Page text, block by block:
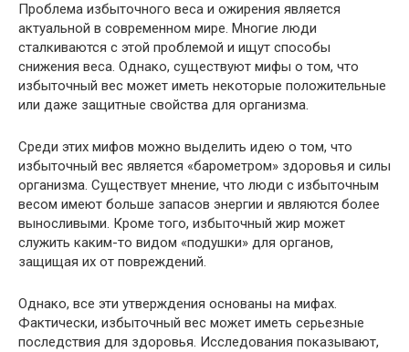
Проблема избыточного веса и ожирения является
актуальной в современном мире. Многие люди
сталкиваются с этой проблемой и ищут способы
снижения веса. Однако, существуют мифы о том, что
избыточный вес может иметь некоторые положительные
или даже защитные свойства для организма.
Среди этих мифов можно выделить идею о том, что
избыточный вес является «барометром» здоровья и силы
организма. Существует мнение, что люди с избыточным
весом имеют больше запасов энергии и являются более
выносливыми. Кроме того, избыточный жир может
служить каким-то видом «подушки» для органов,
защищая их от повреждений.
Однако, все эти утверждения основаны на мифах.
Фактически, избыточный вес может иметь серьезные
последствия для здоровья. Исследования показывают,